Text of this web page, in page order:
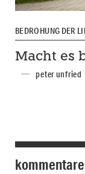
BEDROHUNG DER
Macht es
peter unfried
kommentare